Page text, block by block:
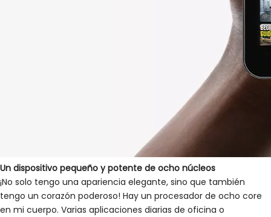
Un dispositivo pequeño y potente de ocho núcleos
¡No solo tengo una apariencia elegante, sino que también
tengo un corazón poderoso! Hay un procesador de ocho core
en mi cuerpo. Varias aplicaciones diarias de oficina o